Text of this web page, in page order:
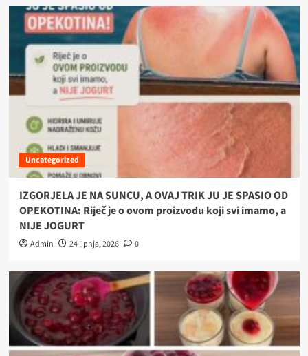
Uncategorized
IZGORJELA JE NA SUNCU, A OVAJ TRIK JU JE SPASIO OD
OPEKOTINA: Riječ je o ovom proizvodu koji svi imamo, a
NIJE JOGURT
Admin 24 lipnja, 2026 0